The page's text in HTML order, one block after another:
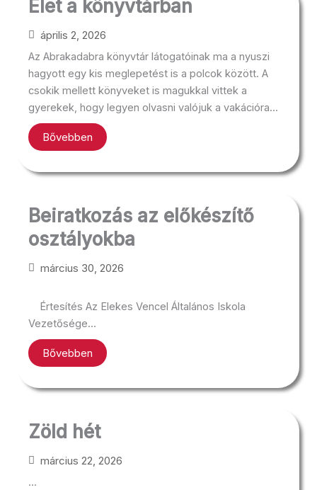
Élet a könyvtárban
április 2, 2026
Az Abrakadabra könyvtár látogatóinak ma a nyuszi
hagyott egy kis meglepetést is a polcok között. A
csokik mellett könyveket is magukkal vittek a
gyerekek, hogy legyen olvasni valójuk a vakációra...
Bővebben
Beiratkozás az előkészítő
osztályokba
március 30, 2026
Értesítés Az Elekes Vencel Általános Iskola
Vezetősége...
Bővebben
Zöld hét
március 22, 2026
...